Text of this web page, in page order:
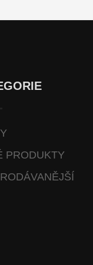
PRODUKTY